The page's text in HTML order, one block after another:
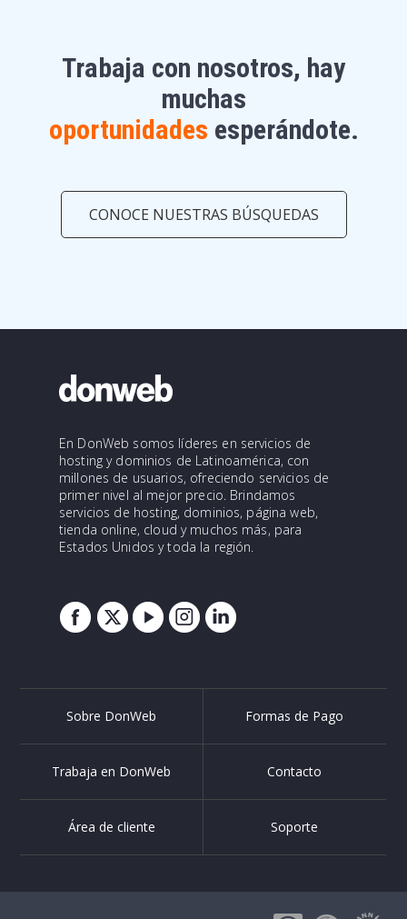
Trabaja con nosotros, hay
muchas
oportunidades esperándote.
CONOCE NUESTRAS BÚSQUEDAS
En DonWeb somos líderes en servicios de
hosting y dominios de Latinoamérica, con
millones de usuarios, ofreciendo servicios de
primer nivel al mejor precio. Brindamos
servicios de hosting, dominios, página web,
tienda online, cloud y muchos más, para
Estados Unidos y toda la región.
Sobre DonWeb Formas de Pago
Trabaja en DonWeb Contacto
Área de cliente Soporte